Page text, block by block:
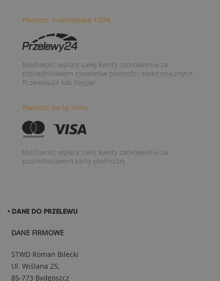
Płatnośc internetowa 100%
Możliwość wpłaty całej kwoty zamówienia za
pośrednictwem systemów płatności elektronicznych
Przelewy24 lub Paypal
Płatność kartą 100%
Możliwość wpłaty całej kwoty zamówienia za
pośrednictwem karty płatniczej
• DANE DO PRZELEWU
DANE FIRMOWE
STWD Roman Bilecki
Ul. Wiślana 25,
85-773 Bydgoszcz